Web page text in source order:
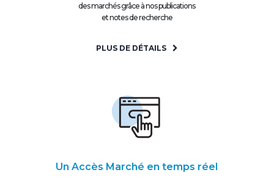
des marchés grâce à nos publications
et notes de recherche
PLUS DE DÉTAILS
Un Accès Marché en temps réel